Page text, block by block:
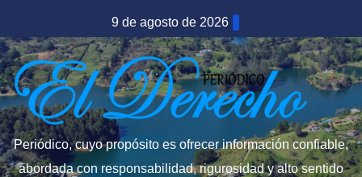
al
contenido
9 de agosto de 2026
Periódico, cuyo propósito es ofrecer información confiable,
abordada con responsabilidad, rigurosidad y alto sentido